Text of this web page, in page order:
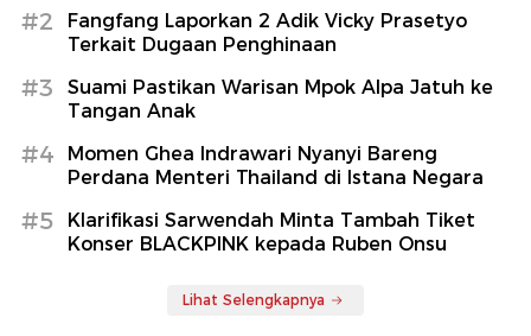
#2
Fangfang Laporkan 2 Adik Vicky Prasetyo
Terkait Dugaan Penghinaan
#3
Suami Pastikan Warisan Mpok Alpa Jatuh ke
Tangan Anak
#4
Momen Ghea Indrawari Nyanyi Bareng
Perdana Menteri Thailand di Istana Negara
#5
Klarifikasi Sarwendah Minta Tambah Tiket
Konser BLACKPINK kepada Ruben Onsu
Lihat Selengkapnya